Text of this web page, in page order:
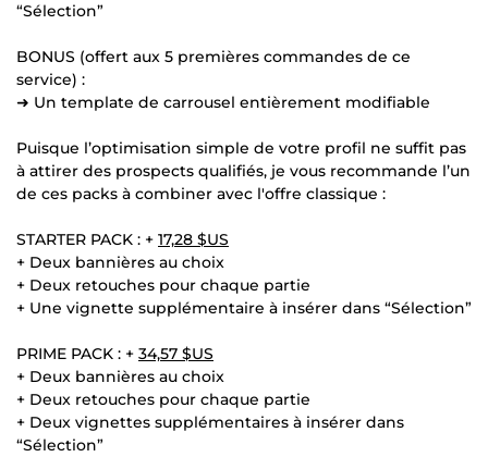
“Sélection”
BONUS (offert aux 5 premières commandes de ce
service) :
➜ Un template de carrousel entièrement modifiable
Puisque l’optimisation simple de votre profil ne suffit pas
à attirer des prospects qualifiés, je vous recommande l’un
de ces packs à combiner avec l'offre classique :
STARTER PACK : + 17,28 $US
+ Deux bannières au choix
+ Deux retouches pour chaque partie
+ Une vignette supplémentaire à insérer dans “Sélection”
PRIME PACK : + 34,57 $US
+ Deux bannières au choix
+ Deux retouches pour chaque partie
+ Deux vignettes supplémentaires à insérer dans
“Sélection”